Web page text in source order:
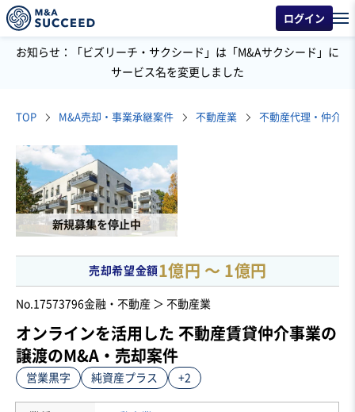
ログイン
お知らせ：「ビズリーチ・サクシード」は「M&Aサクシード」に
サービス名を変更しました
TOP M&A売却・事業承継案件 不動産業 不動産代理・仲介
新規募集を停止中
売却希望金額1億円 〜 1億円
No.17573796金融・不動産 ＞ 不動産業
オンラインを活用した 不動産賃貸仲介事業の
譲渡のM&A・売却案件
営業黒字 純資産プラス +2